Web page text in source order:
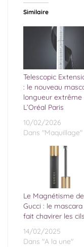
Similaire
Telescopic
: le nouveau
longueur extrême
L’Oréal Paris
10/02/2026
Dans "Maquillage"
Le Magnétisme de
Gucci : le mascara
fait chavirer les cils
14/02/2025
Dans "A la une"